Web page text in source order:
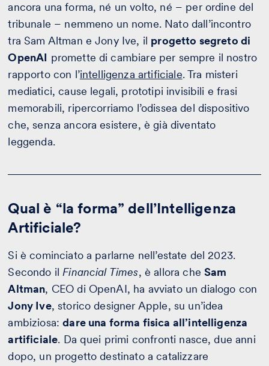
ancora una forma, né un volto, né – per ordine del
tribunale – nemmeno un nome. Nato dall’incontro
tra Sam Altman e Jony Ive, il progetto segreto di
OpenAI promette di cambiare per sempre il nostro
rapporto con l’intelligenza artificiale. Tra misteri
mediatici, cause legali, prototipi invisibili e frasi
memorabili, ripercorriamo l’odissea del dispositivo
che, senza ancora esistere, è già diventato
leggenda.
Qual è “la forma” dell’Intelligenza
Artificiale?
Si è cominciato a parlarne nell’estate del 2023.
Secondo ilFinancial Times, è allora cheSam
Altman, CEO di OpenAI, ha avviato un dialogo con
Jony Ive, storico designer Apple, su un’idea
ambiziosa:dare una forma fisica all’intelligenza
artificiale. Da quei primi confronti nasce, due anni
dopo, un progetto destinato a catalizzare